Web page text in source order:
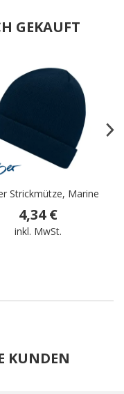
GEKAUFT
Strickmütze, Marine
4,34 €
inkl. MwSt.
KUNDEN